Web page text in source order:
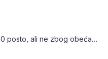
Mirovine su rasle 10 posto, ali ne zbog obećanja Vlade, nego rasta troškova i plaća